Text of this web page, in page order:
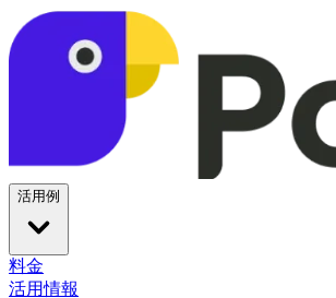
活用例
料金
活用情報